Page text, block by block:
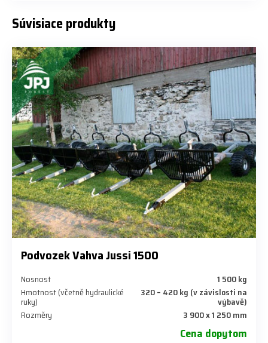
Súvisiace produkty
Podvozek Vahva Jussi 1500
Nosnost
1 500 kg
Hmotnost (včetně hydraulické
ruky)
320 – 420 kg (v závislosti na
výbavě)
Rozměry
3 900 x 1 250 mm
Cena dopytom